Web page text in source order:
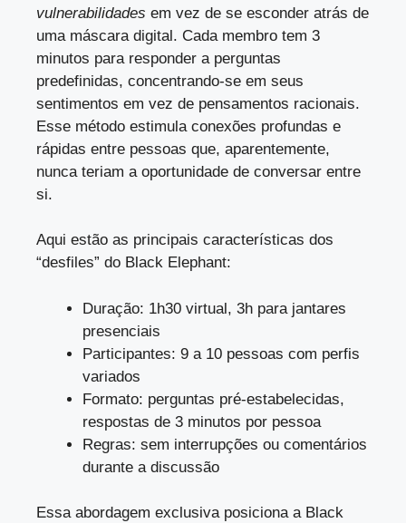
vulnerabilidades em vez de se esconder atrás de
uma máscara digital. Cada membro tem 3
minutos para responder a perguntas
predefinidas, concentrando-se em seus
sentimentos em vez de pensamentos racionais.
Esse método estimula conexões profundas e
rápidas entre pessoas que, aparentemente,
nunca teriam a oportunidade de conversar entre
si.
Aqui estão as principais características dos
“desfiles” do Black Elephant:
Duração: 1h30 virtual, 3h para jantares
presenciais
Participantes: 9 a 10 pessoas com perfis
variados
Formato: perguntas pré-estabelecidas,
respostas de 3 minutos por pessoa
Regras: sem interrupções ou comentários
durante a discussão
Essa abordagem exclusiva posiciona a Black